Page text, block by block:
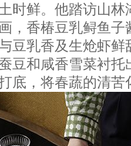
时鲜。他踏访山
，香椿豆乳鲟鱼
豆乳香及生炝虾
豆和咸香雪菜衬
底，将春蔬的清苦